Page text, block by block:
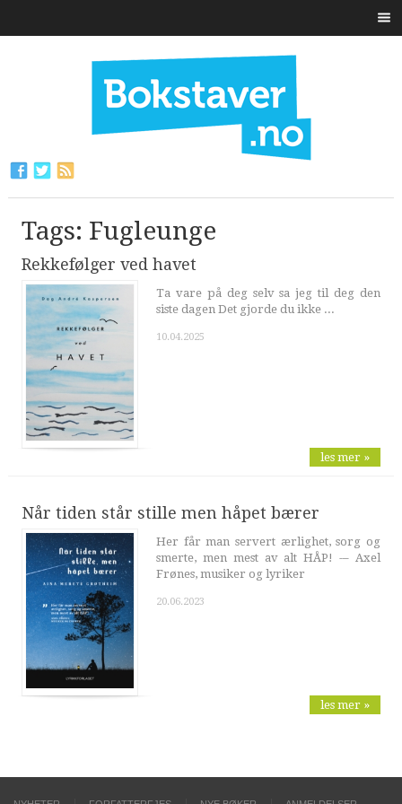
Tags: Fugleunge
Rekkefølger ved havet
Ta vare på deg selv sa jeg til deg den
siste dagen Det gjorde du ikke ...
10.04.2025
les mer »
Når tiden står stille men håpet bærer
Her får man servert ærlighet, sorg og
smerte, men mest av alt HÅP! -– Axel
Frønes, musiker og lyriker
20.06.2023
les mer »